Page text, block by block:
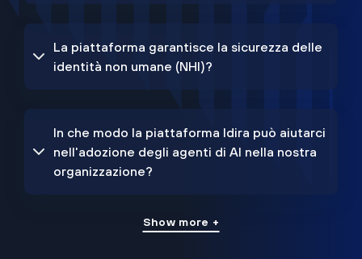
La piattaforma garantisce la sicurezza delle
identità non umane (NHI)?
In che modo la piattaforma Idira può aiutarci
nell'adozione degli agenti di AI nella nostra
organizzazione?
Show more +